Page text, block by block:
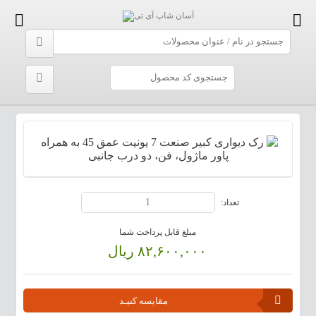
تعداد:
مبلغ قابل پرداخت شما
۸۲,۶۰۰,۰۰۰ ریال
مقایسه کنیـد